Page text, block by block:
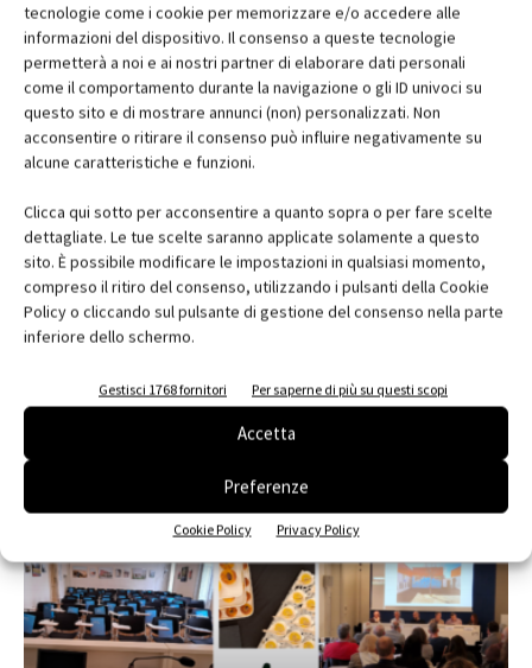
tecnologie come i cookie per memorizzare e/o accedere alle
informazioni del dispositivo. Il consenso a queste tecnologie
permetterà a noi e ai nostri partner di elaborare dati personali
come il comportamento durante la navigazione o gli ID univoci su
questo sito e di mostrare annunci (non) personalizzati. Non
acconsentire o ritirare il consenso può influire negativamente su
alcune caratteristiche e funzioni.
Clicca qui sotto per acconsentire a quanto sopra o per fare scelte
dettagliate. Le tue scelte saranno applicate solamente a questo
sito. È possibile modificare le impostazioni in qualsiasi momento,
compreso il ritiro del consenso, utilizzando i pulsanti della Cookie
Policy o cliccando sul pulsante di gestione del consenso nella parte
inferiore dello schermo.
Gestisci 1768 fornitori Per saperne di più su questi scopi
Accetta
Preferenze
Cookie Policy Privacy Policy
Abbonati e regala
Iscriviti alla newsletter